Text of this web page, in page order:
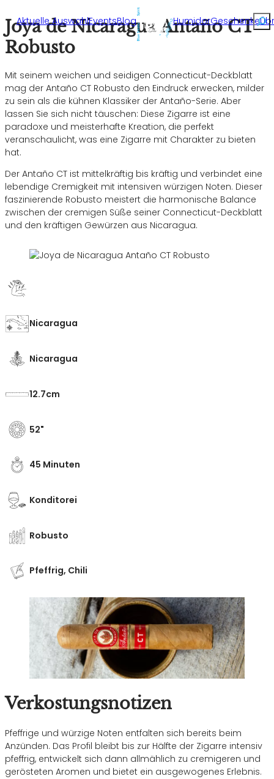
Aktuelle AuswahlEventsBlog HumidorGeschenke
Joya de Nicaragua Antaño CT
Robusto
Mit seinem weichen und seidigen Connecticut-Deckblatt
mag der Antaño CT Robusto den Eindruck erwecken, milder
zu sein als die kühnen Klassiker der Antaño-Serie. Aber
lassen Sie sich nicht täuschen: Diese Zigarre ist eine
paradoxe und meisterhafte Kreation, die perfekt
veranschaulicht, was eine Zigarre mit Charakter zu bieten
hat.
Der Antaño CT ist mittelkräftig bis kräftig und verbindet eine
lebendige Cremigkeit mit intensiven würzigen Noten. Dieser
faszinierende Robusto meistert die harmonische Balance
zwischen der cremigen Süße seiner Connecticut-Deckblatt
und den kräftigen Gewürzen aus Nicaragua.
Nicaragua
Nicaragua
12.7
52
45 Minuten
Konditorei
Robusto
Pfeffrig, Chili
Verkostungsnotizen
Pfeffrige und würzige Noten entfalten sich bereits beim
Anzünden. Das Profil bleibt bis zur Hälfte der Zigarre intensiv
pfeffrig, entwickelt sich dann allmählich zu cremigeren und
gerösteten Aromen und bietet ein ausgewogenes Erlebnis.